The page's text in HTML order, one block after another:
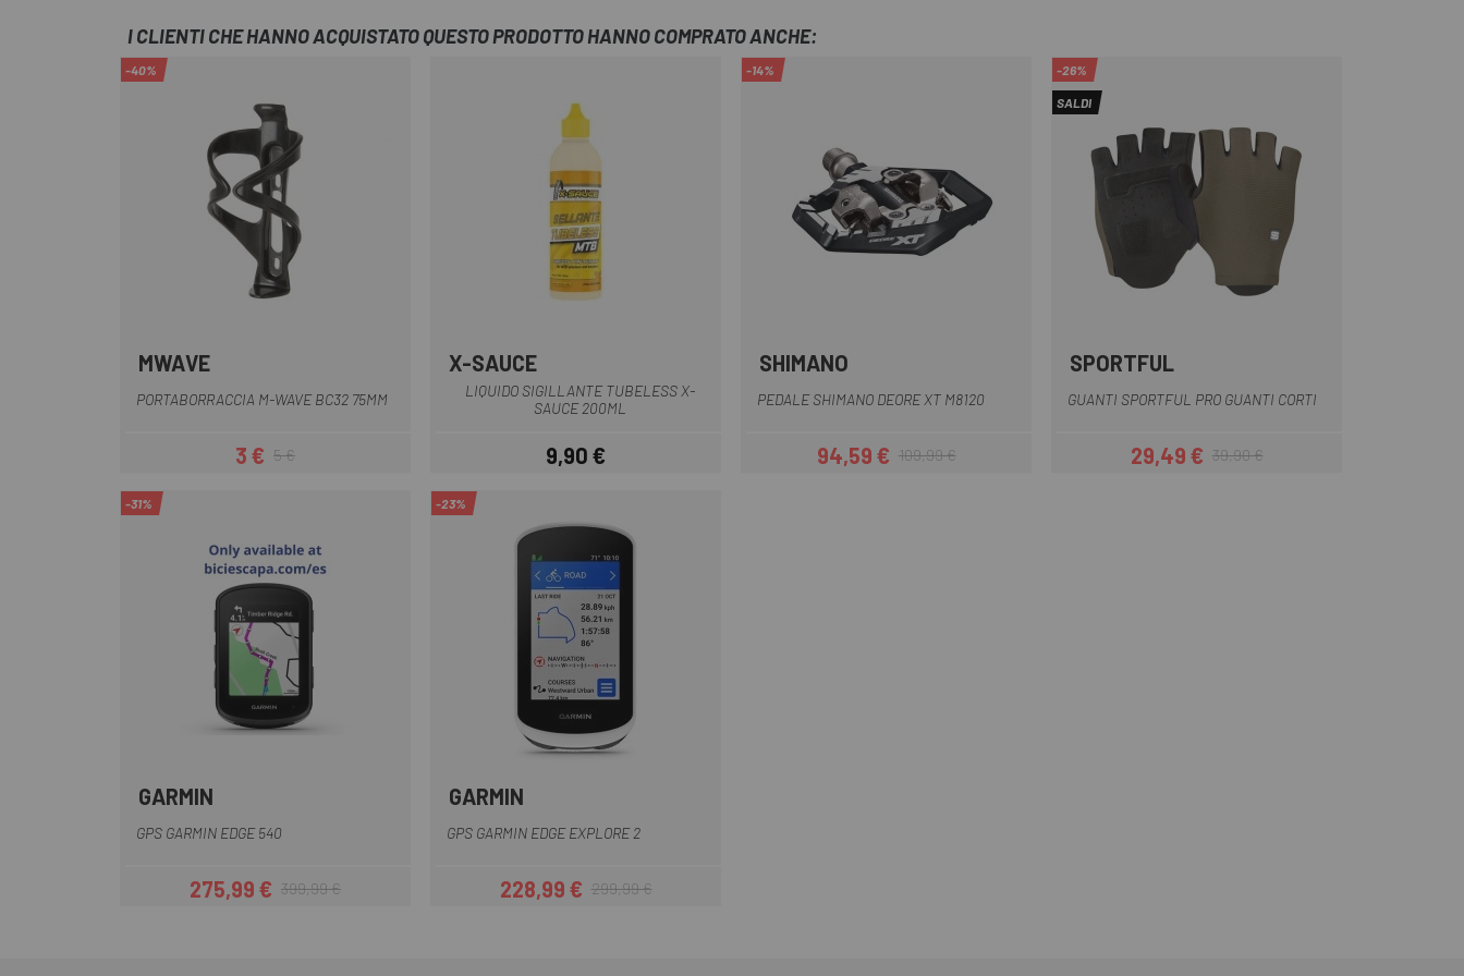
I CLIENTI CHE HANNO ACQUISTATO QUESTO PRODOTTO HANNO COMPRATO ANCHE:
-40%
MWAVE
PORTABORRACCIA M-WAVE BC32 75MM
Prezzo
3 € Prezzo base
5 €
X-SAUCE
LIQUIDO SIGILLANTE TUBELESS X-
SAUCE 200ML
Prezzo
9,90 €
-14%
SHIMANO
PEDALE SHIMANO DEORE XT M8120
Prezzo
94,59 €Prezzo base
109,99 €
Verde oliva
-26%
SALDI
SPORTFUL
GUANTI SPORTFUL PRO GUANTI CORTI
Prezzo
29,49 €Prezzo base
39,90 €
-31%
GARMIN
GPS GARMIN EDGE 540
Prezzo
275,99 €Prezzo base
399,99 €
-23%
GARMIN
GPS GARMIN EDGE EXPLORE 2
Prezzo
228,99 €Prezzo base
299,99 €